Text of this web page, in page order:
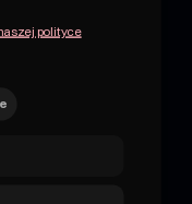
polityce